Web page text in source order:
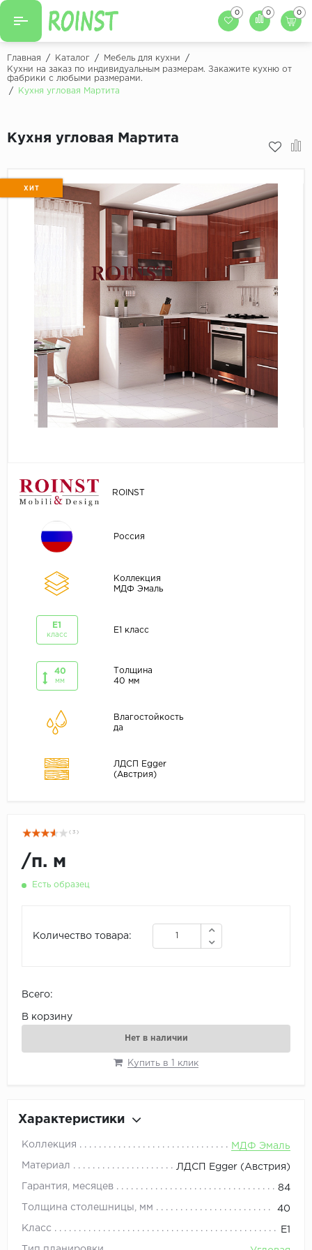
Назад
Кухни на заказ
Кухонный фартук
Декоры кухонных фартуков
Декоры ЛДСП для мебели
0 0 0
Главная / Каталог / Мебель для кухни
/
Кухни на заказ по индивидуальным размерам. Закажите кухню от
фабрики с любыми размерами.
/
Кухня угловая Мартита
Кухня угловая Мартита
ХИТ
ROINST
Россия
Коллекция
МДФ Эмаль
E1
класс
E1 класс
40
мм
Толщина
40 мм
Влагостойкость
да
ЛДСП Egger
(Австрия)
( 3 )
/п. м
Есть образец
Количество товара:
Всего:
В корзину
Нет в наличии
Купить в 1 клик
Характеристики
Коллекция МДФ Эмаль
Материал ЛДСП Egger (Австрия)
Гарантия, месяцев 84
Толщина столешницы, мм 40
Класс E1